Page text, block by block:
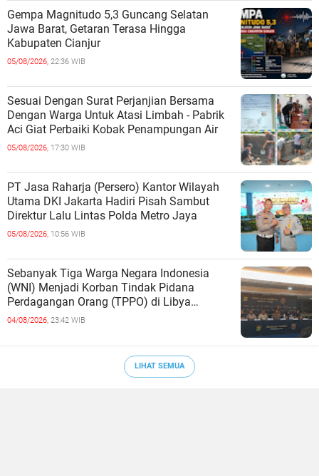
Gempa Magnitudo 5,3 Guncang Selatan
Jawa Barat, Getaran Terasa Hingga
Kabupaten Cianjur
05/08/2026, 22:36 WIB
Sesuai Dengan Surat Perjanjian Bersama
Dengan Warga Untuk Atasi Limbah - Pabrik
Aci Giat Perbaiki Kobak Penampungan Air
05/08/2026, 17:30 WIB
PT Jasa Raharja (Persero) Kantor Wilayah
Utama DKI Jakarta Hadiri Pisah Sambut
Direktur Lalu Lintas Polda Metro Jaya
05/08/2026, 10:56 WIB
Sebanyak Tiga Warga Negara Indonesia
(WNI) Menjadi Korban Tindak Pidana
Perdagangan Orang (TPPO) di Libya
Berhasil Dipulangkan Ke - Indonesia. Mereka
04/08/2026, 23:42 WIB
LIHAT SEMUA